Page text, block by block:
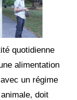
quotidienne
alimentation
un régime
doit